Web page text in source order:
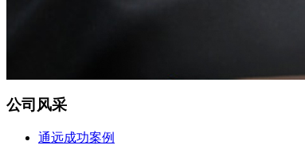
公司风采
通远成功案例